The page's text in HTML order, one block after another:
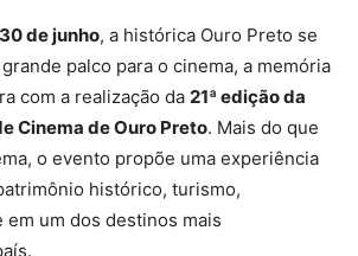
de junho, a histórica Ouro Preto se
palco para o cinema, a memória
com a realização da 21ª edição da
Cinema de Ouro Preto. Mais do que
o evento propõe uma experiência
histórico, turismo,
um dos destinos mais